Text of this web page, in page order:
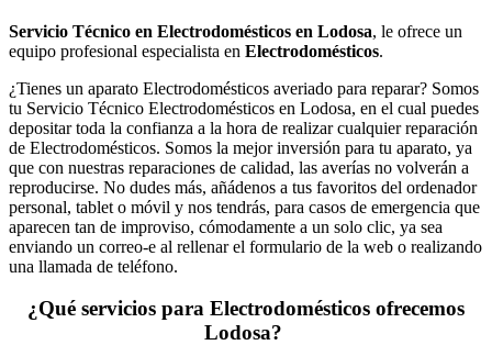
Servicio Técnico en Electrodomésticos en Lodosa, le ofrece un
equipo profesional especialista en Electrodomésticos.
¿Tienes un aparato Electrodomésticos averiado para reparar? Somos
tu Servicio Técnico Electrodomésticos en Lodosa, en el cual puedes
depositar toda la confianza a la hora de realizar cualquier reparación
de Electrodomésticos. Somos la mejor inversión para tu aparato, ya
que con nuestras reparaciones de calidad, las averías no volverán a
reproducirse. No dudes más, añádenos a tus favoritos del ordenador
personal, tablet o móvil y nos tendrás, para casos de emergencia que
aparecen tan de improviso, cómodamente a un solo clic, ya sea
enviando un correo-e al rellenar el formulario de la web o realizando
una llamada de teléfono.
¿Qué servicios para Electrodomésticos ofrecemos
Lodosa?